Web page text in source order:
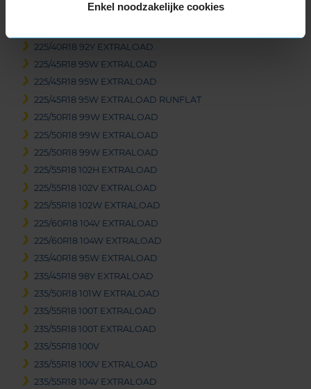
Enkel noodzakelijke cookies
215/55R18 99V EXTRALOAD
225/40R18 92Y EXTRALOAD
225/45R18 95W EXTRALOAD
225/45R18 95W EXTRALOAD
225/45R18 95W EXTRALOAD RUNFLAT
225/50R18 99W EXTRALOAD
225/50R18 99W EXTRALOAD
225/50R18 99W EXTRALOAD
225/55R18 102H EXTRALOAD
225/55R18 102V EXTRALOAD
225/55R18 102W EXTRALOAD
225/60R18 104V EXTRALOAD
225/60R18 104W EXTRALOAD
235/40R18 95W EXTRALOAD
235/45R18 98Y EXTRALOAD
235/50R18 101W EXTRALOAD
235/55R18 100T EXTRALOAD
235/55R18 100T EXTRALOAD
235/55R18 100V
235/55R18 100V EXTRALOAD
235/55R18 104V EXTRALOAD